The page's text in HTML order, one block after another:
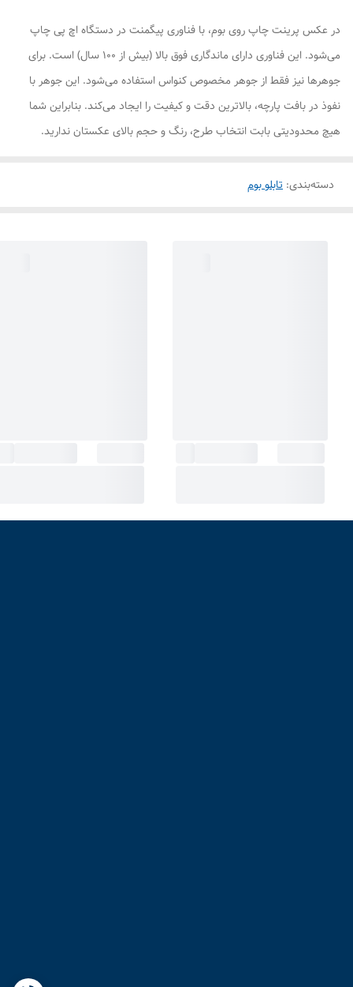
در عکس پرینت چاپ روی بوم، با فناوری پیگمنت در دستگاه اچ پی چاپ
می‌شود. این فناوری دارای ماندگاری فوق بالا (بیش از ۱۰۰ سال) است. برای
جوهرها نیز فقط از جوهر مخصوص کنواس استفاده می‌شود. این جوهر با
نفوذ در بافت پارچه، بالاترین دقت و کیفیت را ایجاد می‌کند. بنابراین شما
هیچ محدودیتی بابت انتخاب طرح، رنگ و حجم بالای عکستان ندارید.
دسته‌بندی: تابلو بوم